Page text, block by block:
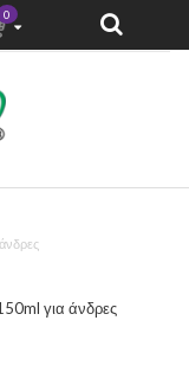
0
για άνδρες